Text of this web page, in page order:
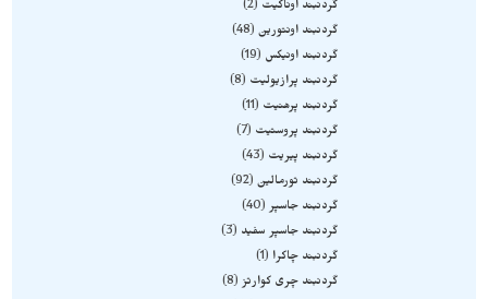
گردنبند اوناکیت
2
گردنبند اونتورین 48
گردنبند اونیکس
19
گردنبند پرازیولیت
8
گردنبند پرهنیت
11
گردنبند پروستیت
7
گردنبند پیریت
43
گردنبند تورمالین 92
گردنبند جاسپر 40
گردنبند جاسپر سفید
3
گردنبند چاکرا
1
گردنبند چری کوارتز 8